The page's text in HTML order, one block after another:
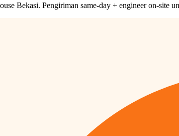
Bekasi. Pengiriman same-day + engineer on-site